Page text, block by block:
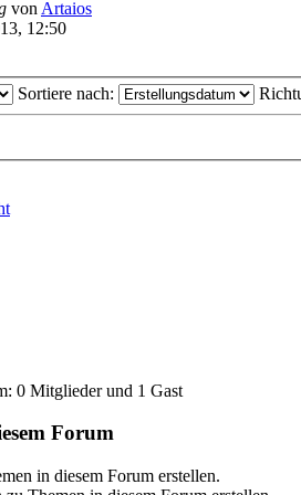
von Artaios
12:50
Sortiere nach:
0 Mitglieder und 1 Gast
Forum
in diesem Forum erstellen.